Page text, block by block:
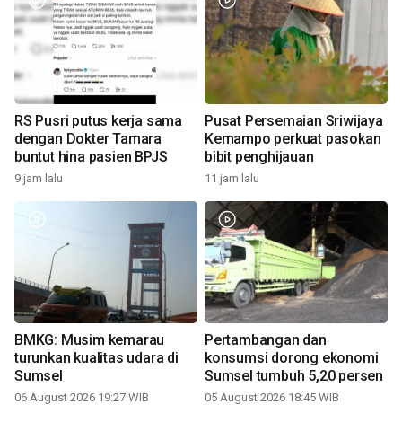
RS Pusri putus kerja sama
dengan Dokter Tamara
buntut hina pasien BPJS
9 jam lalu
Pusat Persemaian Sriwijaya
Kemampo perkuat pasokan
bibit penghijauan
11 jam lalu
BMKG: Musim kemarau
turunkan kualitas udara di
Sumsel
06 August 2026 19:27 WIB
Pertambangan dan
konsumsi dorong ekonomi
Sumsel tumbuh 5,20 persen
05 August 2026 18:45 WIB